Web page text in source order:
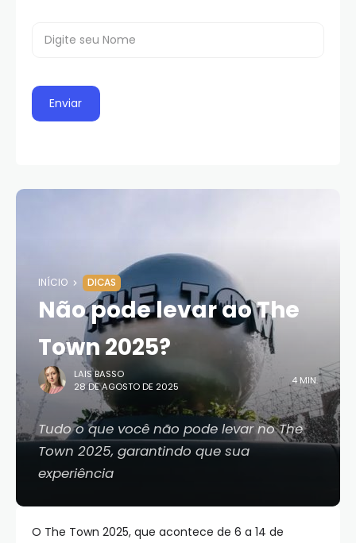
INÍCIO DICAS
Não pode levar ao The
Town 2025?
LAIS BASSO
28 DE AGOSTO DE 2025
4 MIN.
Tudo o que você não pode levar no The
Town 2025, garantindo que sua
experiência
O The Town 2025, que acontece de 6 a 14 de